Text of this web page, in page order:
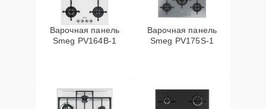
Варочная панель
Smeg PV164B-1
Варочная панель
Smeg PV175S-1